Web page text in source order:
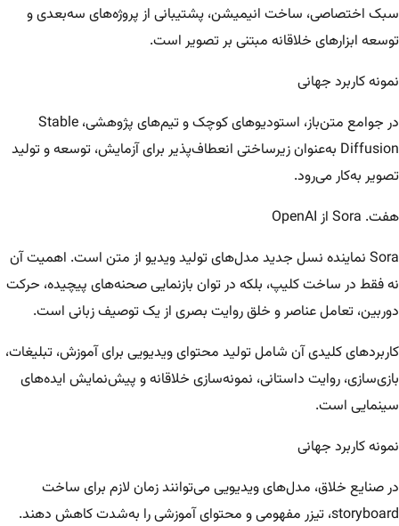
سبک اختصاصی، ساخت انیمیشن، پشتیبانی از پروژه‌های سه‌بعدی و
توسعه ابزارهای خلاقانه مبتنی بر تصویر است.
نمونه کاربرد جهانی
در جوامع متن‌باز، استودیوهای کوچک و تیم‌های پژوهشی، Stable
Diffusion به‌عنوان زیرساختی انعطاف‌پذیر برای آزمایش، توسعه و تولید
تصویر به‌کار می‌رود.
هفت. Sora از OpenAI
Sora نماینده نسل جدید مدل‌های تولید ویدیو از متن است. اهمیت آن
نه فقط در ساخت کلیپ، بلکه در توان بازنمایی صحنه‌های پیچیده، حرکت
دوربین، تعامل عناصر و خلق روایت بصری از یک توصیف زبانی است.
کاربردهای کلیدی آن شامل تولید محتوای ویدیویی برای آموزش، تبلیغات،
بازی‌سازی، روایت داستانی، نمونه‌سازی خلاقانه و پیش‌نمایش ایده‌های
سینمایی است.
نمونه کاربرد جهانی
در صنایع خلاق، مدل‌های ویدیویی می‌توانند زمان لازم برای ساخت
storyboard، تیزر مفهومی و محتوای آموزشی را به‌شدت کاهش دهند.